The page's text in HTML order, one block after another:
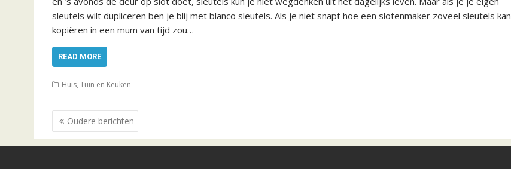
sleutels wilt dupliceren ben je blij met blanco sleutels. Als je niet snapt hoe een slotenmaker zoveel sleutels kan
kopiëren in een mum van tijd zou…
READ MORE
Huis, Tuin en Keuken
B
e
Oudere berichten